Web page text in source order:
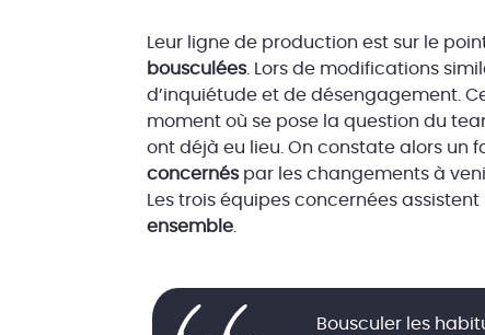
Leur ligne de production est sur le
bousculées. Lors de modifications
d’inquiétude et de désengagement.
moment où se pose la question du
ont déjà eu lieu. On constate alors
concernéspar les changements à
Les trois équipes concernées
ensemble
Bousculer les